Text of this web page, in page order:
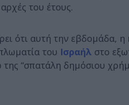
του έτους.
ότι αυτή την εβδομάδα, η
του Ισραήλ στο
“σπατάλη δημόσιου